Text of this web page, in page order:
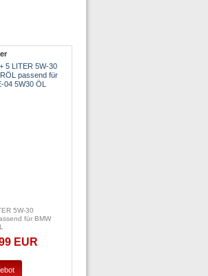
5W-30
für BMW
EUR